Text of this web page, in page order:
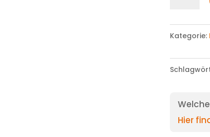
Kategorie:
Hier